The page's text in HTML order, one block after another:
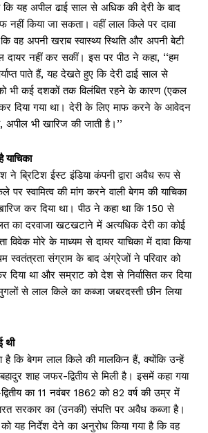
कि यह अपील ढाई साल से अधिक की देरी के बाद
नहीं किया जा सकता। वहीं लाल किले पर दावा
वह अपनी खराब स्वास्थ्य स्थिति और अपनी बेटी
नहीं कर सकीं। इस पर पीठ ने कहा, ‘‘हम
पाते हैं, यह देखते हुए कि देरी ढाई साल से
भी कई दशकों तक विलंबित रहने के कारण (एकल
कर दिया गया था। देरी के लिए माफ करने के आवेदन
अपील भी खारिज की जाती है।’’
याचिका
ने ब्रिटिश ईस्ट इंडिया कंपनी द्वारा अवैध रूप से
स्वामित्व की मांग करने वाली बेगम की याचिका
कर दिया था। पीठ ने कहा था कि 150 से
का दरवाजा खटखटाने में अत्यधिक देरी का कोई
विवेक मोरे के माध्यम से दायर याचिका में दावा किया
स्वतंत्रता संग्राम के बाद अंग्रेजों ने परिवार को
दिया था और सम्राट को देश से निर्वासित कर दिया
से लाल किले का कब्जा जबरदस्ती छीन लिया
थी
है कि बेगम लाल किले की मालकिन हैं, क्योंकि उन्हें
शाह जफर-द्वितीय से मिली है। इसमें कहा गया
का 11 नवंबर 1862 को 82 वर्ष की उम्र में
सरकार का (उनकी) संपत्ति पर अवैध कब्जा है।
यह निर्देश देने का अनुरोध किया गया है कि वह